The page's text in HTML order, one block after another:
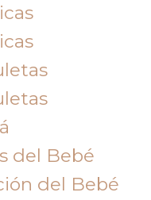
del Bebé
del Bebé